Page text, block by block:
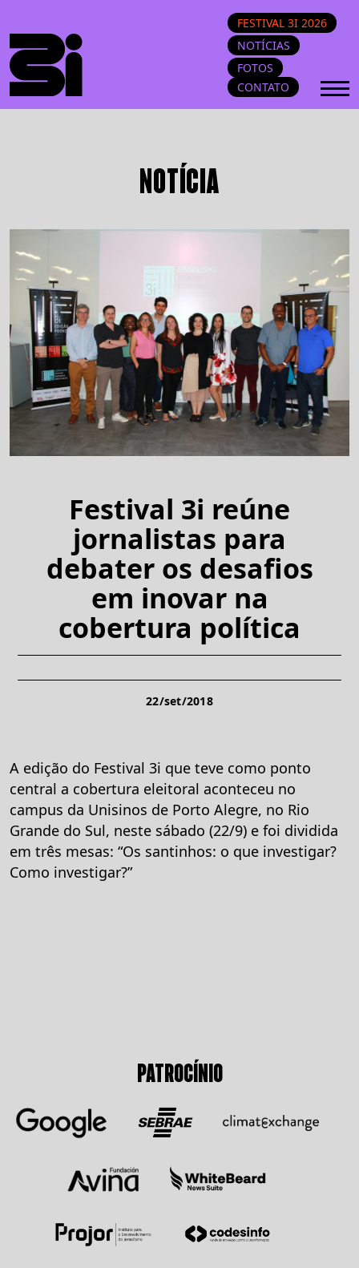
FESTIVAL 3I 2026
NOTÍCIAS
FOTOS
CONTATO
NOTÍCIA
Festival 3i reúne
jornalistas para
debater os desafios
em inovar na
cobertura política
22/set/2018
A edição do Festival 3i que teve como ponto
central a cobertura eleitoral aconteceu no
campus da Unisinos de Porto Alegre, no Rio
Grande do Sul, neste sábado (22/9) e foi dividida
em três mesas: “Os santinhos: o que investigar?
Como investigar?”
PATROCÍNIO